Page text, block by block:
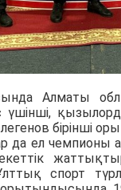
Алматы
бірінші
ел чемпионы
спорт